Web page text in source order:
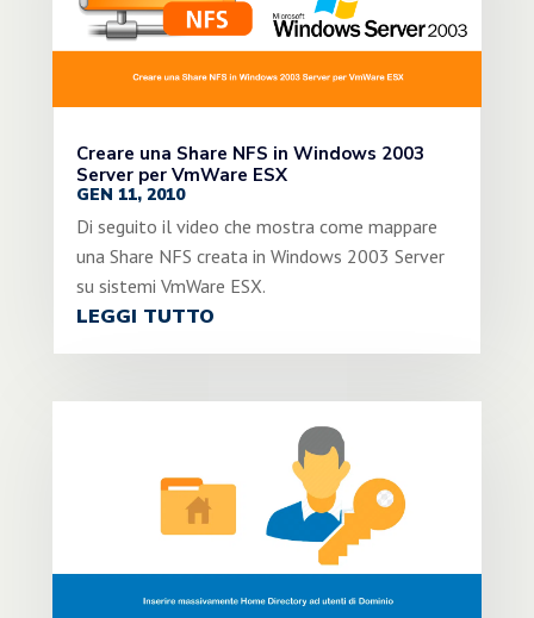
Creare una Share NFS in Windows 2003
Server per VmWare ESX
GEN 11, 2010
Di seguito il video che mostra come mappare
una Share NFS creata in Windows 2003 Server
su sistemi VmWare ESX.
LEGGI TUTTO